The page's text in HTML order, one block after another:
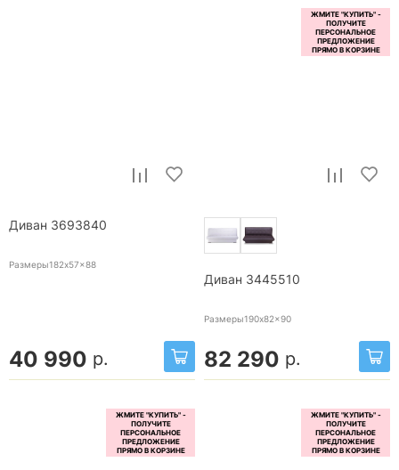
Диван 3693840
Размеры182x57x88
40 990 р.
Диван 3445510
Размеры190x82x90
82 290 р.